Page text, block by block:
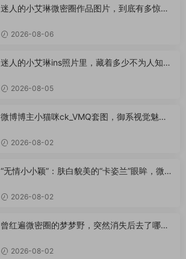
迷人的小艾琳微密圈作品图片，到底有多惊
2026-08-06
迷人的小艾琳ins照片里，藏着多少不为人知的
2026-08-05
微博博主小猫咪ck_VMQ套图，御系视觉魅力
2026-08-02
“无情小小颖”：肤白貌美的“卡姿兰”眼眸，微密
2026-08-02
曾红遍微密圈的梦梦野，突然消失后去了哪
2026-08-02